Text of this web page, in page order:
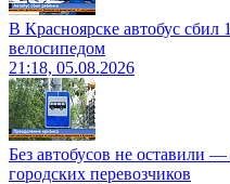
В Красноярске автобус сбил
велосипедом
21:18, 05.08.2026
Без автобусов не оставили
городских перевозчиков